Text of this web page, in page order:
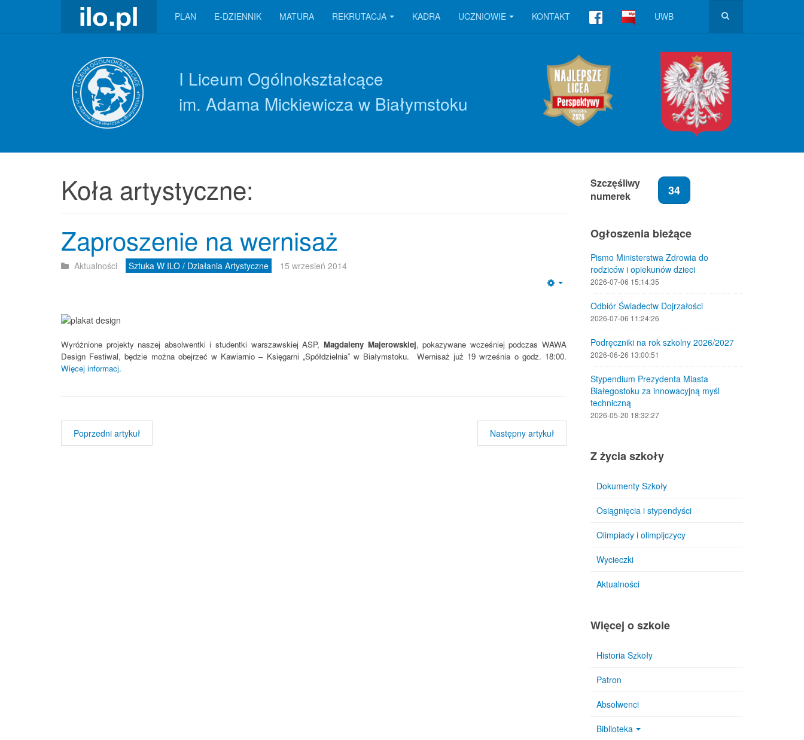
PLAN E-DZIENNIK MATURA REKRUTACJA KADRA UCZNIOWIE KONTAKT UWB
I Liceum Ogólnokształcące
im. Adama Mickiewicza w Białymstoku
Koła artystyczne:
Zaproszenie na wernisaż
Aktualności Sztuka W ILO / Działania Artystyczne 15 wrzesień 2014
Wyróżnione projekty naszej absolwentki i studentki warszawskiej ASP, Magdaleny Majerowskiej, pokazywane wcześniej podczasWAWA
Design Festiwal, będzie można obejrzeć w Kawiarnio – Księgarni „Spółdzielnia” w Białymstoku. Wernisaż już 19 września o godz. 18:00.
Więcej informacj.
Poprzedni artykuł Następny artykuł
Szczęśliwy
numerek
34
Ogłoszenia bieżące
Pismo Ministerstwa Zdrowia do
rodziców i opiekunów dzieci
2026-07-06 15:14:35
Odbiór Świadectw Dojrzałości
2026-07-06 11:24:26
Podręczniki na rok szkolny 2026/2027
2026-06-26 13:00:51
Stypendium Prezydenta Miasta
Białegostoku za innowacyjną myśl
techniczną
2026-05-20 18:32:27
Z życia szkoły
Dokumenty Szkoły
Osiągnięcia i stypendyści
Olimpiady i olimpijczycy
Wycieczki
Aktualności
Więcej o szkole
Historia Szkoły
Patron
Absolwenci
Biblioteka